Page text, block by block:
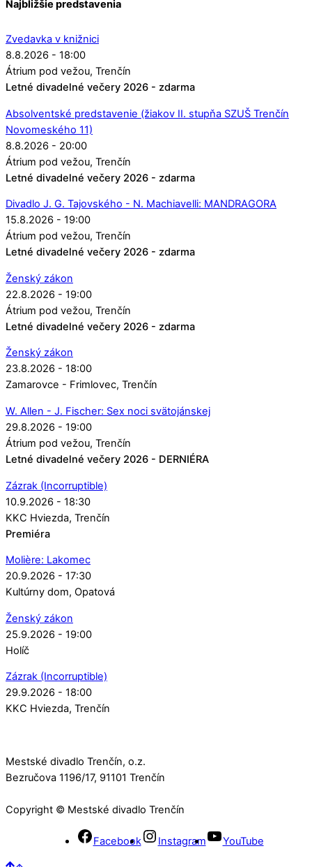
Najbližšie predstavenia
Zvedavka v knižnici
8.8.2026 - 18:00
Átrium pod vežou Trenčín
Letné divadelné večery 2026 - zdarma
Absolventské predstavenie (žiakov II. stupňa SZUŠ Trenčín
Novomeského 11)
8.8.2026 - 20:00
Átrium pod vežou Trenčín
Letné divadelné večery 2026 - zdarma
Divadlo J. G. Tajovského - N. Machiavelli: MANDRAGORA
15.8.2026 - 19:00
Átrium pod vežou Trenčín
Letné divadelné večery 2026 - zdarma
Ženský zákon
22.8.2026 - 19:00
Átrium pod vežou Trenčín
Letné divadelné večery 2026 - zdarma
Ženský zákon
23.8.2026 - 18:00
Zamarovce - Frimlovec Trenčín
W. Allen - J. Fischer: Sex noci svätojánskej
29.8.2026 - 19:00
Átrium pod vežou Trenčín
Letné divadelné večery 2026 - DERNIÉRA
Zázrak (Incorruptible)
10.9.2026 - 18:30
KKC Hviezda Trenčín
Premiéra
Molière: Lakomec
20.9.2026 - 17:30
Kultúrny dom Opatová
Ženský zákon
25.9.2026 - 19:00
Holíč
Zázrak (Incorruptible)
29.9.2026 - 18:00
KKC Hviezda Trenčín
Mestské divadlo Trenčín, o.z.
Bezručova 1196/17, 91101 Trenčín
Copyright © Mestské divadlo Trenčín
Facebook Instagram YouTube